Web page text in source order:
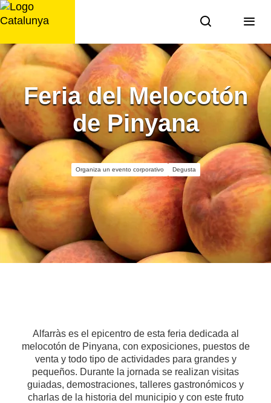
Saltar
al
Feria del Melocotón
de Pinyana
Organiza un evento corporativo Degusta
Alfarràs es el epicentro de esta feria dedicada al
melocotón de Pinyana, con exposiciones, puestos de
venta y todo tipo de actividades para grandes y
pequeños. Durante la jornada se realizan visitas
guiadas, demostraciones, talleres gastronómicos y
charlas de la historia del municipio y con este fruto